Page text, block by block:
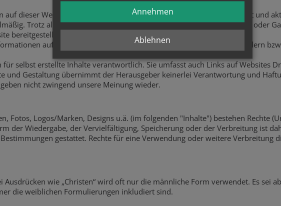
dieser Website vollständig und richtig zur Verfügung zu stellen, prüft und
Trotz aller Sorgfalt übernimmt der Herausgeber keinerlei Haftung oder
bereitgestellten Informationen und Angaben.
auf der Website jederzeit und ohne Vorankündigung abzuändern
für selbst erstellte Inhalte verantwortlich. Sie umfasst auch Links auf Websites
und Gestaltung übernimmt der Herausgeber keinerlei Verantwortung und
nicht zwingend unsere Meinung wieder.
Fotos, Logos/Marken, Designs u.ä. (im folgenden "Inhalte") bestehen Rechte
der Wiedergabe, der Vervielfältigung, Speicherung oder der Verbreitung ist
gestattet. Rechte für eine Verwendung oder weitere Verbreitung
Ausdrücken wie „Christen“ wird oft nur die männliche Form verwendet. Es sei
die weiblichen Formulierungen inkludiert sind.
Ablehnen
Annehmen